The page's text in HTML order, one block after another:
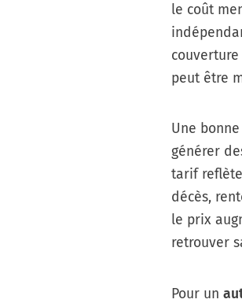
le coût
peut être
Une
générer
tarif
décès,
le prix
retrouver
Pour un